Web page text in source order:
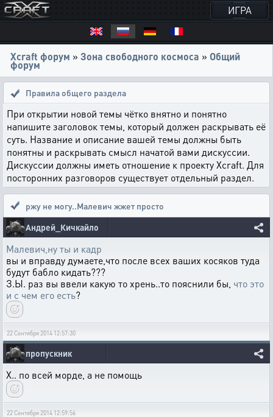
ИГРА
Xcraft форум » Зона свободного космоса » Общий
форум
Правила общего раздела
При открытии новой темы чётко внятно и понятно
напишите заголовок темы, который должен раскрывать её
суть. Название и описание вашей темы должны быть
понятны и раскрывать смысл начатой вами дискуссии.
Дискуссии должны иметь отношение к проекту Xcraft. Для
посторонних разговоров существует отдельный раздел.
ржу не могу..Малевич жжет просто
Андрей_Кичкайло
Малевич,ну ты и кадр
вы и вправду думаете,что после всех ваших косяков туда
будут бабло кидать???
З.Ы. раз вы ввели какую то хрень..то пояснили бы, что это
и с чем его есть?
22 Сентября 2014 12:57:30
пропускник
Х.. по всей морде, а не помощь
22 Сентября 2014 12:59:56